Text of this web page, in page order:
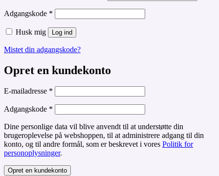
Adgangskode *
Husk mig Log ind
Mistet din adgangskode?
Opret en kundekonto
E-mailadresse *
Adgangskode *
Dine personlige data vil blive anvendt til at understøtte din
brugeroplevelse på webshoppen, til at administrere adgang til din
konto, og til andre formål, som er beskrevet i vores Politik for
personoplysninger.
Opret en kundekonto